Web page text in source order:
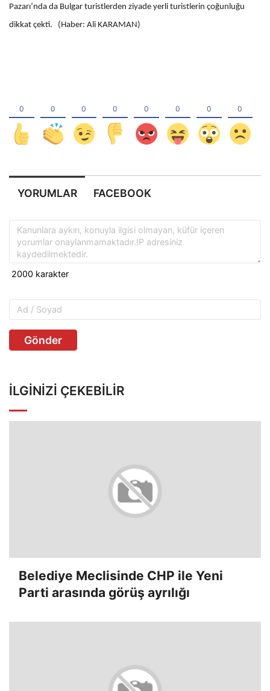
Pazarı’nda da Bulgar turistlerden ziyade yerli turistlerin çoğunluğu
dikkat çekti. (Haber: Ali KARAMAN)
YORUMLAR FACEBOOK
Gönder
İLGINIZI ÇEKEBILIR
Belediye Meclisinde CHP ile Yeni
Parti arasında görüş ayrılığı